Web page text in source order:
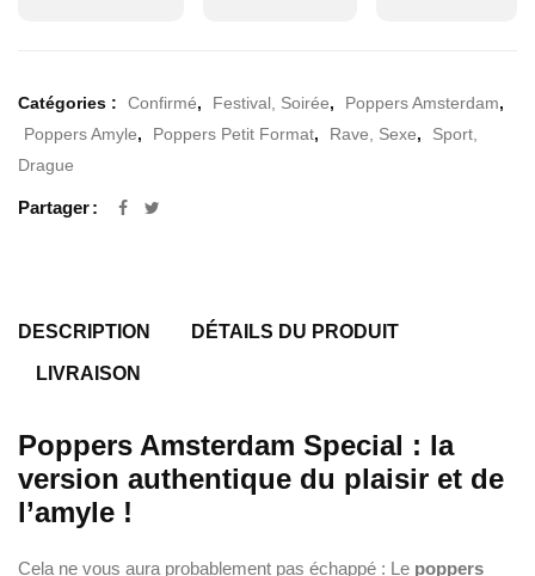
Catégories : Confirmé, Festival, Soirée, Poppers Amsterdam,
Poppers Amyle, Poppers Petit Format, Rave, Sexe,
Sport,
Drague
Partager
DESCRIPTION DÉTAILS DU PRODUIT
LIVRAISON
Poppers Amsterdam Special : la
version authentique du plaisir et de
l’amyle !
Cela ne vous aura probablement pas échappé : Le poppers